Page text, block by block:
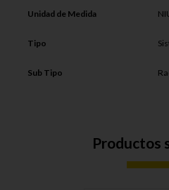
Unidad de Medida
Tipo
Sub Tipo
Productos